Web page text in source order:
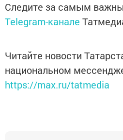
Следите за самым
Telegram-канале
Читайте новости
национальном
https://max.ru/tatmedia